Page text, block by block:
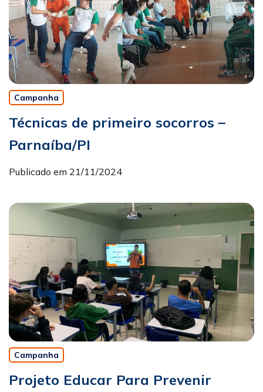
Campanha
Técnicas de primeiro socorros –
Parnaíba/PI
Publicado em 21/11/2024
Campanha
Projeto Educar Para Prevenir